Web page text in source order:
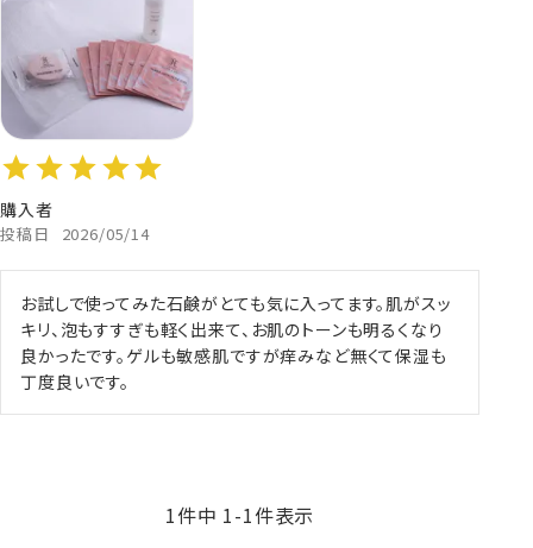
購入者
投稿日 2026/05/14
お試しで使ってみた石鹸がとても気に入ってます。肌がスッ
キリ、泡もすすぎも軽く出来て、お肌のトーンも明るくなり
良かったです。ゲルも敏感肌ですが痒みなど無くて保湿も
丁度良いです。
1件中 1-1件表示